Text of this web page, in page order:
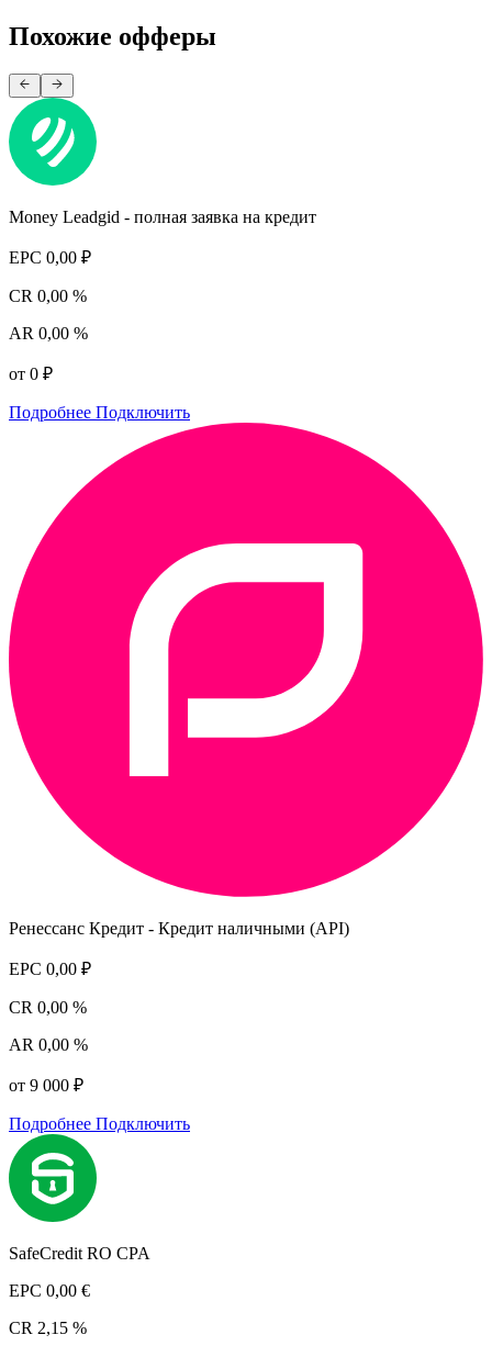
Похожие офферы
Money Leadgid - полная заявка на кредит
EPC 0,00 ₽
CR 0,00 %
AR 0,00 %
от 0 ₽
Подробнее Подключить
Ренессанс Кредит - Кредит наличными (API)
EPC 0,00 ₽
CR 0,00 %
AR 0,00 %
от 9 000 ₽
Подробнее Подключить
SafeCredit RO CPA
EPC 0,00 €
CR 2,15 %